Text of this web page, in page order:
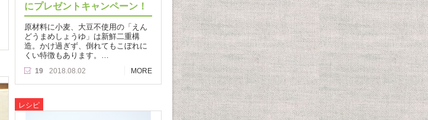
にプレゼントキャンペーン！
原材料に小麦、大豆不使用の「えん
どうまめしょうゆ」は新鮮二重構
造。かけ過ぎず、倒れてもこぼれに
くい特徴もあります。…
19 2018.08.02 MORE
レシピ